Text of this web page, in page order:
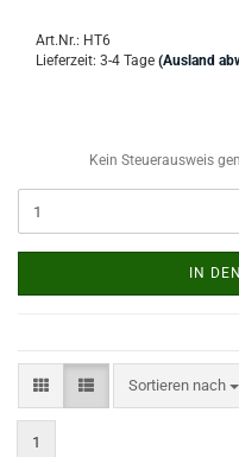
Art.Nr.: HT6
Lieferzeit: 3-4 Tage (Ausland
Kein Steuerausweis
IN
Sortieren nach
Sortieren nach
1